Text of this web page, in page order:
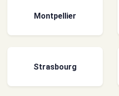
Montpellier
Strasbourg